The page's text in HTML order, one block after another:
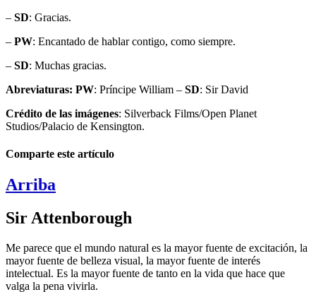
– SD: Gracias.
– PW: Encantado de hablar contigo, como siempre.
– SD: Muchas gracias.
Abreviaturas: PW: Príncipe William – SD: Sir David
Crédito de las imágenes: Silverback Films/Open Planet
Studios/Palacio de Kensington.
Comparte este artículo
Arriba
Sir Attenborough
Me parece que el mundo natural es la mayor fuente de excitación, la
mayor fuente de belleza visual, la mayor fuente de interés
intelectual. Es la mayor fuente de tanto en la vida que hace que
valga la pena vivirla.